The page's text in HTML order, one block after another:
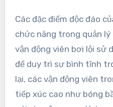
Các đặc điểm độc đáo
chức năng trong quản
vận động viên bơi lội sử
để duy trì sự bình tĩnh
lại, các vận động viên
tiếp xúc cao như bóng